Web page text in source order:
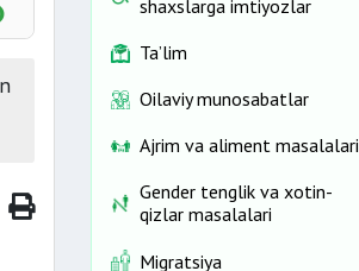
shaxslarga imtiyozlar
Ta’lim
Oilaviy munosabatlar
Ajrim va aliment masalalari
Gender tenglik va xotin-
qizlar masalalari
Migratsiya